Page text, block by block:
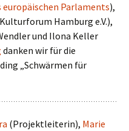
Parlaments),
Hamburg e.V.),
und Ilona Keller
danken wir für die
„Schwärmen für
(Projektleiterin), Marie